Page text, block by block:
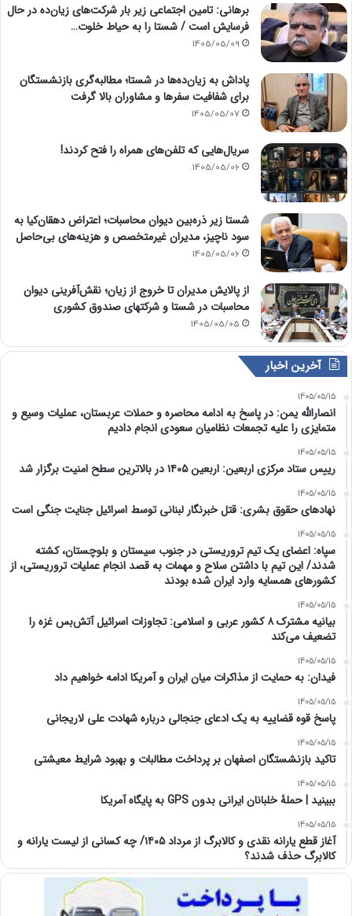
برهانی: تامین اجتماعی زیر بار شرکت‌های زیان‌ده در حال
فرسایش است / شستا را به حیاط خلوت…
1405/05/09
پاداش به زیان‌ده‌ها در شستا؛ مطالبه‌گری بازنشستگان
برای شفافیت سفرها و مشاوران بالا گرفت
1405/05/07
سریال‌هایی که تلفن‌های همراه را فتح کردند!
1405/05/06
شستا زیر ذره‌بین دیوان محاسبات؛ اعتراض دهقان‌کیا به
سود ناچیز، مدیران غیرمتخصص و هزینه‌های بی‌حاصل
1405/05/06
از پالایش مدیران تا خروج از زیان؛ نقش‌آفرینی دیوان
محاسبات در شستا و شرکتهای صندوق کشوری
1405/05/05
آخرین اخبار
1405/05/15
انصارالله یمن: در پاسخ به ادامه محاصره و حملات عربستان، عملیات وسیع و
متمایزی را علیه تجمعات نظامیان سعودی انجام دادیم
1405/05/15
رییس ستاد مرکزی اربعین: اربعین ۱۴۰۵ در بالاترین سطح امنیت برگزار شد
1405/05/15
نهادهای حقوق بشری: قتل خبرنگار لبنانی توسط اسرائیل جنایت جنگی است
1405/05/15
سپاه: اعضای یک تیم تروریستی در جنوب سیستان و بلوچستان، کشته
شدند/ این تیم با داشتن سلاح و مهمات به قصد انجام عملیات تروریستی، از
کشورهای همسایه وارد ایران شده بودند
1405/05/15
بیانیه مشترک ۸ کشور عربی و اسلامی: تجاوزات اسرائیل آتش‌بس غزه را
تضعیف می‌کند
1405/05/15
فیدان: به حمایت از مذاکرات میان ایران و آمریکا ادامه خواهیم داد
1405/05/15
پاسخ قوه قضاییه به یک ادعای جنجالی درباره شهادت علی لاریجانی
1405/05/15
تاکید بازنشستگان اصفهان بر پرداخت مطالبات و بهبود شرایط معیشتی
1405/05/15
ببینید | حملۀ خلبانان ایرانی بدون GPS به پایگاه آمریکا
1405/05/15
آغاز قطع یارانه نقدی و کالابرگ از مرداد ۱۴۰۵/ چه کسانی از لیست یارانه و
کالابرگ حذف شدند؟